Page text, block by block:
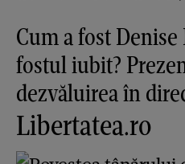
Cum a fost
fostul iubit?
dezvăluirea în
Libertatea.ro